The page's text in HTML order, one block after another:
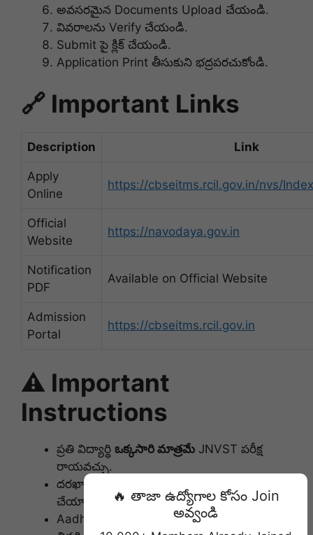
అవసరమైన Documents Upload చేయండి.
వివరాలను Verify చేయండి.
Submit పై క్లిక్ చేయండి.
Application Print తీసుకుని భద్రపరచుకోండి.
🔗 Important Links
Description Link
Apply
Online
https://cbseitms.rcil.gov.in/nvs/
Official
Website
https://navodaya.gov.in
Notification
PDF
Available on Official Website
Admission
Portal
https://cbseitms.rcil.gov.in
⚠️ Important
Instructions
ప్రతి విద్యార్థి ఒక్కసారి మాత్రమే JNVST పరీక్ష
రాయవచ్చు.
దరఖాస్తులో ఇచ్చే వివరాలు సరిగ్గా నమోదు
చేయాలి.
Aadhaar వివరాలు సరైనవిగా ఉండాలి.
🔥 తాజా ఉద్యోగాల కోసం Join
అవ్వండి